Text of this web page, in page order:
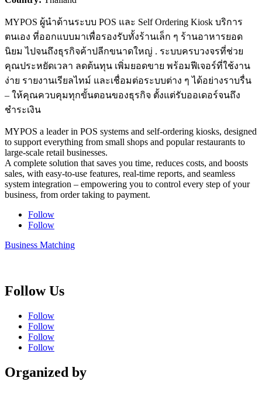
MYPOS ผู้นำด้านระบบ POS และ Self Ordering Kiosk บริการ
ตนเอง ที่ออกแบบมาเพื่อรองรับทั้งร้านเล็ก ๆ ร้านอาหารยอด
นิยม ไปจนถึงธุรกิจค้าปลีกขนาดใหญ่ . ระบบครบวงจรที่ช่วย
คุณประหยัดเวลา ลดต้นทุน เพิ่มยอดขาย พร้อมฟีเจอร์ที่ใช้งาน
ง่าย รายงานเรียลไทม์ และเชื่อมต่อระบบต่าง ๆ ได้อย่างราบรื่น
– ให้คุณควบคุมทุกขั้นตอนของธุรกิจ ตั้งแต่รับออเดอร์จนถึง
ชำระเงิน
MYPOS a leader in POS systems and self-ordering kiosks, designed
to support everything from small shops and popular restaurants to
large-scale retail businesses.
A complete solution that saves you time, reduces costs, and boosts
sales, with easy-to-use features, real-time reports, and seamless
system integration – empowering you to control every step of your
business, from order taking to payment.
Follow
Follow
Business Matching
Follow Us
Follow
Follow
Follow
Follow
Organized by